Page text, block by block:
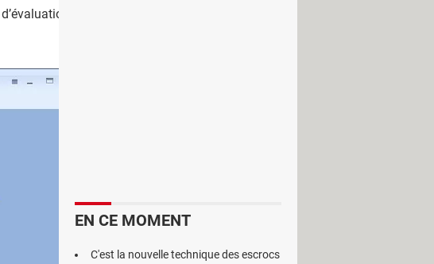
est gratuit et vous disposez de 15
EN CE MOMENT
C'est la nouvelle technique des escrocs